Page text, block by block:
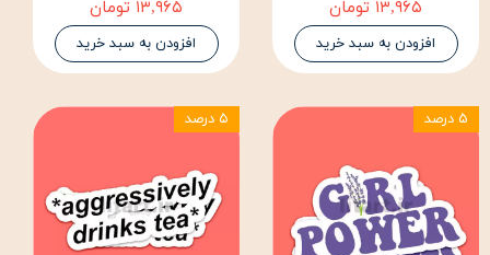
۱۳,۹۶۵ تومان
افزودن به سبد خرید
۱۳,۹۶۵ تومان
افزودن به سبد خرید
۵ درصد ۵ درصد